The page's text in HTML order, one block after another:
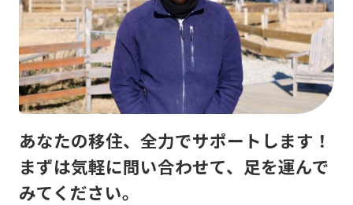
あなたの移住、全力でサポートします！
まずは気軽に問い合わせて、足を運んで
みてください。